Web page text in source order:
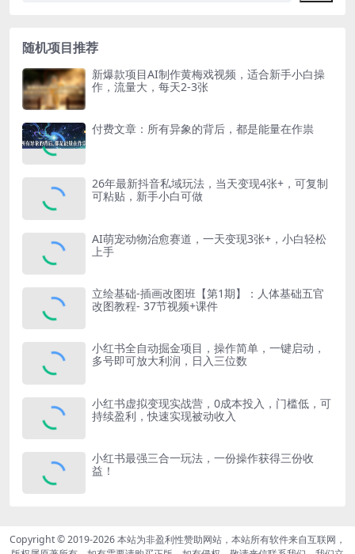
随机项目推荐
新爆款项目AI制作黄梅戏视频，适合新手小白操
作，流量大，每天2-3张
付费文章：所有异象的背后，都是能量在作祟
26年最新抖音私域玩法，当天变现4张+，可复制
可粘贴，新手小白可做
AI萌宠动物治愈赛道，一天变现3张+，小白轻松
上手
立绘基础-插画改图班【第1期】：人体基础五官
改图教程- 37节视频+课件
小红书全自动掘金项目，操作简单，一键启动，
多号即可放大利润，日入三位数
小红书虚拟变现实战营，0成本投入，门槛低，可
持续盈利，快速实现被动收入
小红书最强三合一玩法，一份操作获得三份收
益！
Copyright © 2019-2026本站为非盈利性赞助网站，本站所有软件来自互联网，